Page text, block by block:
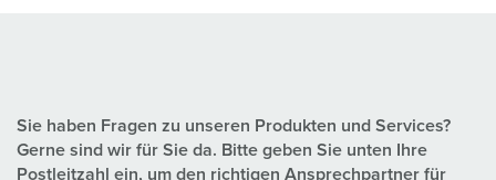
Sie haben Fragen zu unseren Produkten und Services?
Gerne sind wir für Sie da. Bitte geben Sie unten Ihre
Postleitzahl ein, um den richtigen Ansprechpartner für